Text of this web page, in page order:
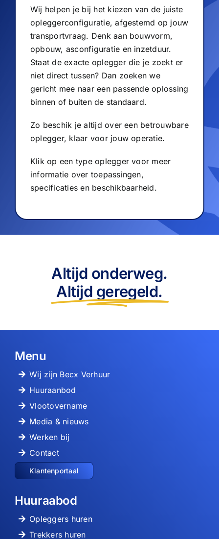
Wij helpen je bij het kiezen van de juiste
opleggerconfiguratie, afgestemd op jouw
transportvraag. Denk aan bouwvorm,
opbouw, asconfiguratie en inzetduur.
Staat de exacte oplegger die je zoekt er
niet direct tussen? Dan zoeken we
gericht mee naar een passende oplossing
binnen of buiten de standaard.
Zo beschik je altijd over een betrouwbare
oplegger, klaar voor jouw operatie.
Klik op een type oplegger voor meer
informatie over toepassingen,
specificaties en beschikbaarheid.
Altijd onderweg.
Altijd geregeld.
Menu
Wij zijn Becx Verhuur
Huuraanbod
Vlootovername
Media & nieuws
Werken bij
Contact
Klantenportaal
Huuraabod
Opleggers huren
Trekkers huren